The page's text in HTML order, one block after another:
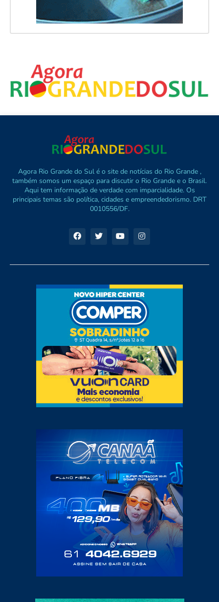
Agora Rio Grande do Sul é o site de notícias do Rio Grande ,
também somos um espaço para discutir o Rio Grande e o Brasil.
Aqui tem informação de verdade com imparcialidade. Os
principais temas são política, cidades e empreendedorismo. DRT
0010556/DF.